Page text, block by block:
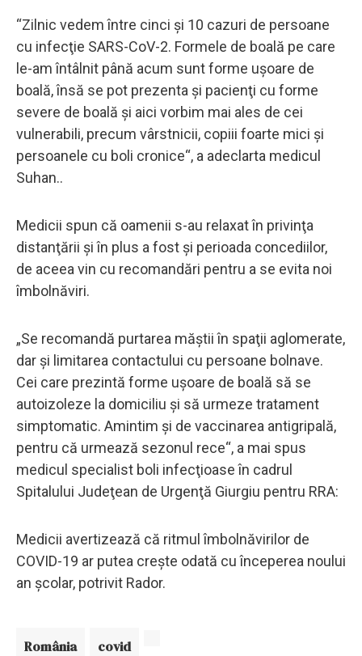
“Zilnic vedem între cinci şi 10 cazuri de persoane
cu infecţie SARS-CoV-2. Formele de boală pe care
le-am întâlnit până acum sunt forme uşoare de
boală, însă se pot prezenta şi pacienţi cu forme
severe de boală şi aici vorbim mai ales de cei
vulnerabili, precum vârstnicii, copiii foarte mici şi
persoanele cu boli cronice“, a adeclarta medicul
Suhan..
Medicii spun că oamenii s-au relaxat în privinţa
distanţării şi în plus a fost şi perioada concediilor,
de aceea vin cu recomandări pentru a se evita noi
îmbolnăviri.
„Se recomandă purtarea măştii în spaţii aglomerate,
dar şi limitarea contactului cu persoane bolnave.
Cei care prezintă forme uşoare de boală să se
autoizoleze la domiciliu şi să urmeze tratament
simptomatic. Amintim şi de vaccinarea antigripală,
pentru că urmează sezonul rece“, a mai spus
medicul specialist boli infecţioase în cadrul
Spitalului Judeţean de Urgenţă Giurgiu pentru RRA:
Medicii avertizează că ritmul îmbolnăvirilor de
COVID-19 ar putea creşte odată cu începerea noului
an şcolar, potrivit Rador.
România covid